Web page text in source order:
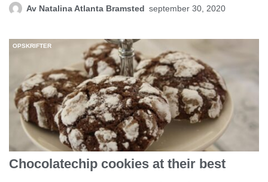
Av Natalina Atlanta Bramsted september 30, 2020
OPSKRIFTER
Chocolatechip cookies at their best